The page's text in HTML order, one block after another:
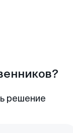
решение